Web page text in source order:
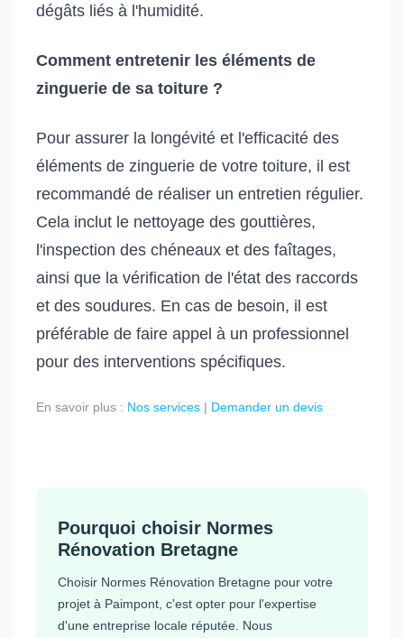
dégâts liés à l'humidité.
Comment entretenir les éléments de
zinguerie de sa toiture ?
Pour assurer la longévité et l'efficacité des
éléments de zinguerie de votre toiture, il est
recommandé de réaliser un entretien régulier.
Cela inclut le nettoyage des gouttières,
l'inspection des chéneaux et des faîtages,
ainsi que la vérification de l'état des raccords
et des soudures. En cas de besoin, il est
préférable de faire appel à un professionnel
pour des interventions spécifiques.
En savoir plus : Nos services | Demander un devis
Pourquoi choisir Normes
Rénovation Bretagne
Choisir Normes Rénovation Bretagne pour votre
projet à Paimpont, c'est opter pour l'expertise
d'une entreprise locale réputée. Nous